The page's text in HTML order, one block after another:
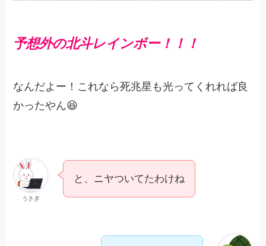
予想外の北斗レインボー！！！
なんだよー！これなら死兆星も光ってくれれば良
かったやん😆
うさぎ
と、ニヤついてたわけね